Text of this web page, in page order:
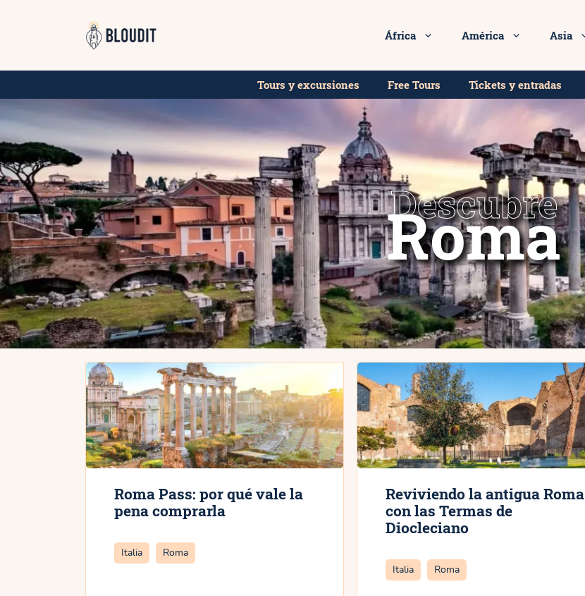
África América Asia
Tours y excursiones Free Tours Tickets y entradas
Descubre
Roma
Roma Pass: por qué vale la
pena comprarla
Categorías
Italia Roma
Reviviendo la antigua Roma
con las Termas de
Diocleciano
Categorías
Italia Roma